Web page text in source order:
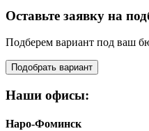
Оставьте заявку на
Подберем вариант под ваш
Подобрать вариант
Наши офисы:
Наро-Фоминск